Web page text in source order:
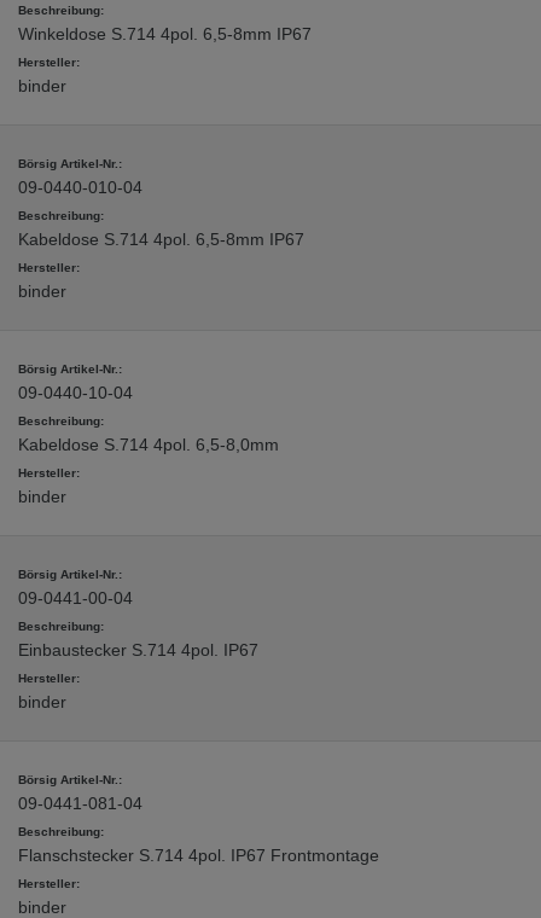
Winkeldose S.714 4pol. 6,5-8mm IP67
binder
09-0440-010-04
Kabeldose S.714 4pol. 6,5-8mm IP67
binder
09-0440-10-04
Kabeldose S.714 4pol. 6,5-8,0mm
binder
09-0441-00-04
Einbaustecker S.714 4pol. IP67
binder
09-0441-081-04
Flanschstecker S.714 4pol. IP67 Frontmontage
binder